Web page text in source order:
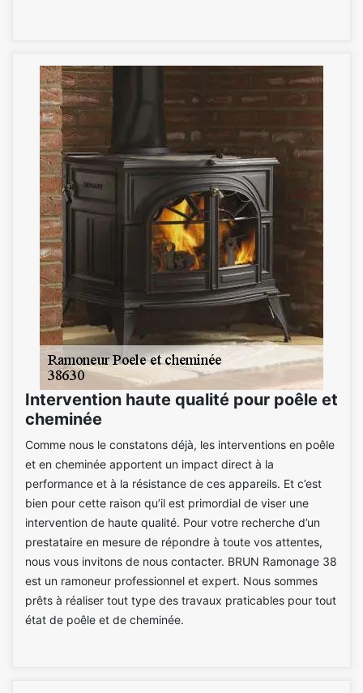
Intervention haute qualité pour poêle et
cheminée
Comme nous le constatons déjà, les interventions en poêle
et en cheminée apportent un impact direct à la
performance et à la résistance de ces appareils. Et c’est
bien pour cette raison qu’il est primordial de viser une
intervention de haute qualité. Pour votre recherche d’un
prestataire en mesure de répondre à toute vos attentes,
nous vous invitons de nous contacter. BRUN Ramonage 38
est un ramoneur professionnel et expert. Nous sommes
prêts à réaliser tout type des travaux praticables pour tout
état de poêle et de cheminée.